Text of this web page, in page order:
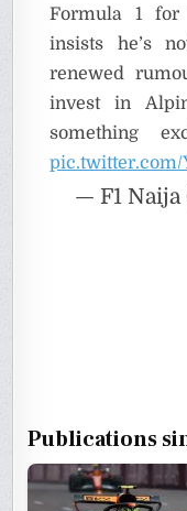
Formula 1 for
insists he’s
renewed
invest in
something
pic.twitter.com/
— F1 Naija
Publications